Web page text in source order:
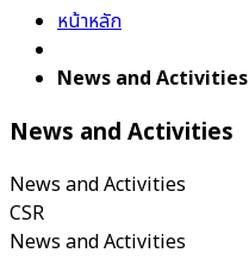
หน้าหลัก
News and Activities
News and Activities
News and Activities
CSR
News and Activities